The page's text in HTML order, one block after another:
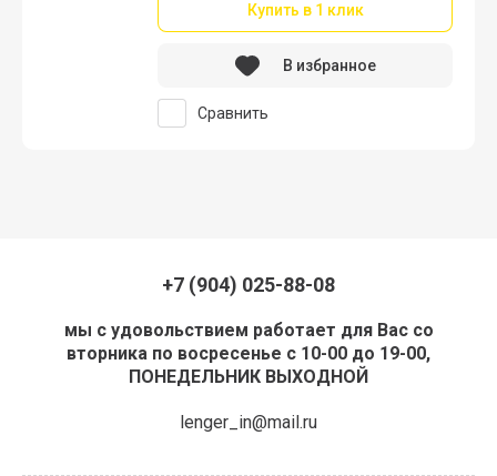
Купить в 1 клик
Сравнить
В избранное
+7 (904) 025-88-08
мы с удовольствием работает для Вас со
вторника по восресенье с 10-00 до 19-00,
ПОНЕДЕЛЬНИК ВЫХОДНОЙ
lenger_in@mail.ru